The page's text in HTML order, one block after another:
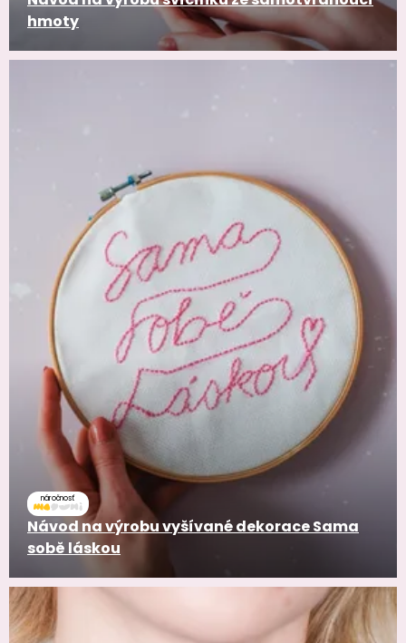
hmoty
náročnosť
Návod na výrobu vyšívané dekorace Sama
sobě láskou